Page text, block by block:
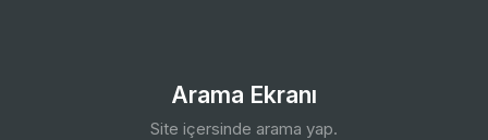
Arama Ekranı
Site içersinde arama yap.